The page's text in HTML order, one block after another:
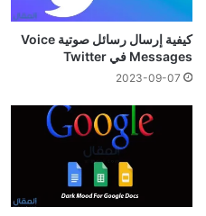
كيفية إرسال رسائل صوتية Voice
Messages في Twitter
2023-09-07